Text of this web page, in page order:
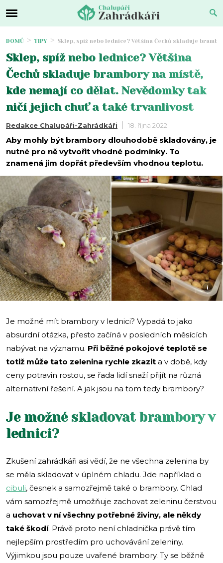
DOMŮ TIPY Sklep, spíž nebo lednice? Většina Čechů skladuje
Sklep, spíž nebo lednice? Většina
Čechů skladuje brambory na místě,
kde nemají co dělat. Nevědomky tak
ničí jejich chuť a také trvanlivost
Redakce Chalupáři-Zahrádkáři 18. října 2022
Aby mohly být brambory dlouhodobě skladovány, je
nutné pro ně vytvořit vhodné podmínky. To
znamená jim dopřát především vhodnou teplotu.
i
Je možné mít brambory v lednici? Vypadá to jako
absurdní otázka, přesto začíná v posledních měsících
nabývat na významu. Při běžné pokojové teplotě se
totiž může tato zelenina rychle zkazit a v době, kdy
ceny potravin rostou, se řada lidí snaží přijít na různá
alternativní řešení. A jak jsou na tom tedy brambory?
Je možné skladovat brambory v
lednici?
Zkušení zahrádkáři asi vědí, že ne všechna zelenina by
se měla skladovat v úplném chladu. Jde například o
cibuli, česnek a samozřejmě také o brambory. Chlad
vám samozřejmě umožňuje zachovat zeleninu čerstvou
a uchovat v ní všechny potřebné živiny, ale někdy
také škodí. Právě proto není chladnička právě tím
nejlepším prostředím pro uchovávání zeleniny.
Výjimkou jsou pouze uvařené brambory. Ty se běžně